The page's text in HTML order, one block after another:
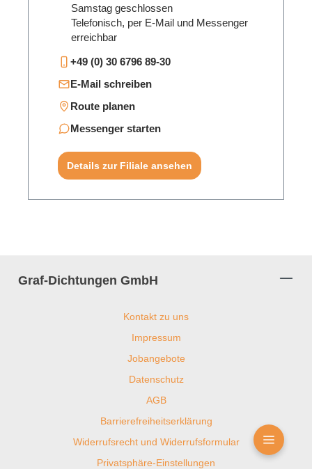
Samstag geschlossen
Telefonisch, per E-Mail und Messenger
erreichbar
+49 (0) 30 6796 89-30
E-Mail schreiben
Route planen
Messenger starten
Details zur Filiale ansehen
Graf-Dichtungen GmbH
Kontakt zu uns
Impressum
Jobangebote
Datenschutz
AGB
Barrierefreiheitserklärung
Widerrufsrecht und Widerrufsformular
Privatsphäre-Einstellungen